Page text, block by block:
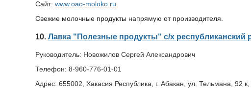
Сайт: www.oao-moloko.ru
Свежие молочные продукты напрямую от производителя.
10. Лавка "Полезные продукты" с/х республиканский
Руководитель: Новожилов Сергей Александрович
Телефон: 8-960-776-01-01
Адрес: 655002, Хакасия Республика, г. Абакан, ул. Тельмана, 92